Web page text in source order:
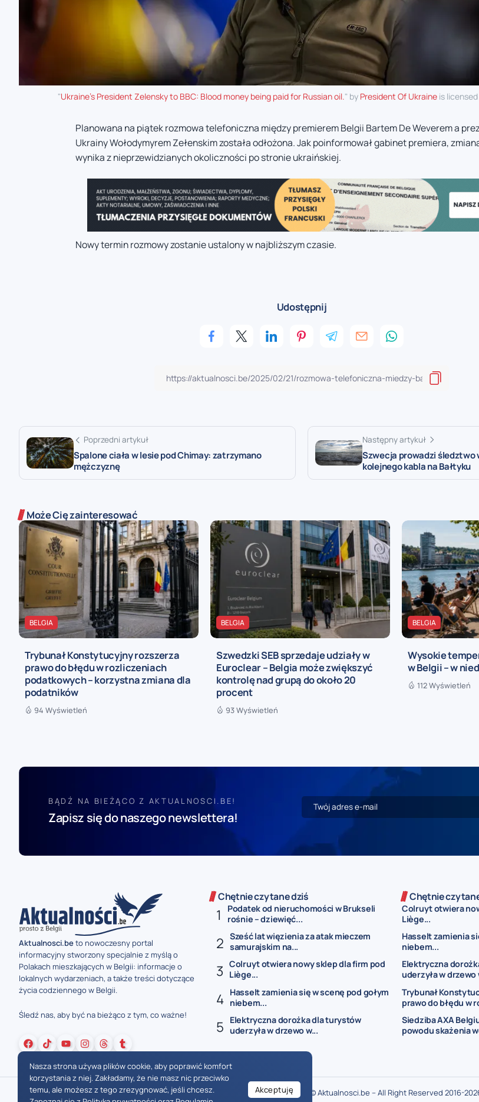
"Ukraine's President Zelensky to BBC: Blood money being paid for Russian oil." by President Of Ukraine is
Planowana na piątek rozmowa telefoniczna między premierem Belgii Bartem De Weverem a
Ukrainy Wołodymyrem Zełenskim została odłożona. Jak poinformował gabinet premiera,
wynika z nieprzewidzianych okoliczności po stronie ukraińskiej.
Nowy termin rozmowy zostanie ustalony w najbliższym czasie.
Udostępnij
Poprzedni artykuł
Spalone ciała w lesie pod Chimay: zatrzymano
mężczyznę
Następny artykuł
Szwecja prowadzi śledztwo
kolejnego kabla na Bałtyku
Może Cię zainteresować
BELGIA
Trybunał Konstytucyjny rozszerza
prawo do błędu w rozliczeniach
podatkowych – korzystna zmiana dla
podatników
94 Wyświetleń
BELGIA
Szwedzki SEB sprzedaje udziały w
Euroclear – Belgia może zwiększyć
kontrolę nad grupą do około 20
procent
93 Wyświetleń
BELGIA
Wysokie
w Belgii – w
112 Wyświetleń
BĄDŹ NA BIEŻĄCO Z AKTUALNOSCI.BE!
Zapisz się do naszego newslettera!
Aktualnosci.beto nowoczesny portal
informacyjny stworzony specjalnie z myślą o
Polakach mieszkających w Belgii: informacje o
lokalnych wydarzeniach, a także treści dotyczące
życia codziennego w Belgii.
Śledź nas, aby być na bieżąco z tym, co ważne!
Chętnie czytane dziś
Podatek od nieruchomości w Brukseli
rośnie – dziewięć...
Sześć lat więzienia za atak mieczem
samurajskim na...
Colruyt otwiera nowy sklep dla firm pod
Liège...
Hasselt zamienia się w scenę pod gołym
niebem...
Elektryczna dorożka dla turystów
uderzyła w drzewo w...
Chętnie
Colruyt otwiera
Liège...
Hasselt zamienia
niebem...
Elektryczna
uderzyła w drzewo
Trybunał
prawo do błędu w
Siedziba AXA
powodu skażenia
© Aktualnosci.be – All Right Reserved 2016-
Nasza strona używa plików cookie, aby poprawić komfort
korzystania z niej. Zakładamy, że nie masz nic przeciwko
temu, ale możesz z tego zrezygnować, jeśli chcesz.
Akceptuję